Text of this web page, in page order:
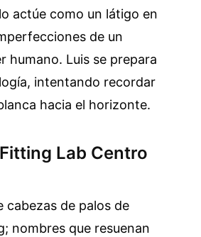
actúe como un látigo en
de un
humano. Luis se prepara
intentando recordar
hacia el horizonte.
Lab Centro
cabezas de palos de
nombres que resuenan